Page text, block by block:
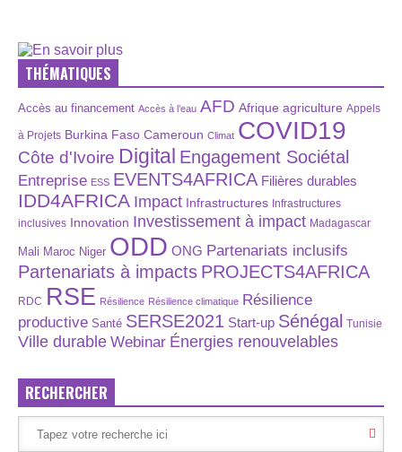
THÉMATIQUES
Accès au financement Accès à l’eau AFD Afrique agriculture Appels
à Projets Burkina Faso Cameroun Climat COVID19
Côte d'Ivoire Digital Engagement Sociétal
Entreprise ESS EVENTS4AFRICA Filières durables
IDD4AFRICA Impact Infrastructures Infrastructures
inclusives Innovation Investissement à impact Madagascar
Mali Maroc Niger ODD ONG Partenariats inclusifs
Partenariats à impacts PROJECTS4AFRICA
RDC RSE Résilience Résilience climatique Résilience
productive Santé SERSE2021 Start-up Sénégal Tunisie
Ville durable Webinar Énergies renouvelables
RECHERCHER